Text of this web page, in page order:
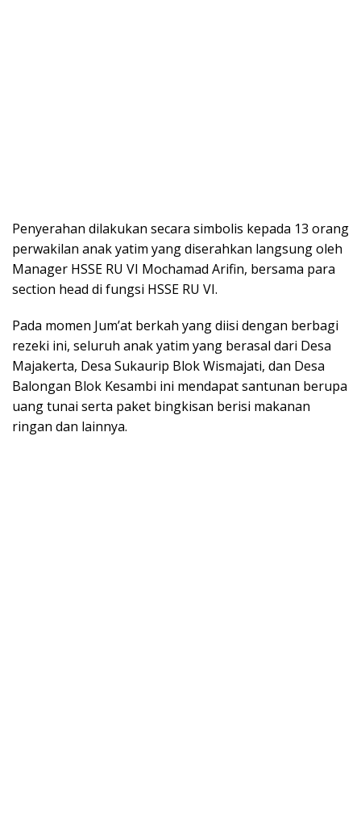
Penyerahan dilakukan secara simbolis kepada 13 orang
perwakilan anak yatim yang diserahkan langsung oleh
Manager HSSE RU VI Mochamad Arifin, bersama para
section head di fungsi HSSE RU VI.
Pada momen Jum’at berkah yang diisi dengan berbagi
rezeki ini, seluruh anak yatim yang berasal dari Desa
Majakerta, Desa Sukaurip Blok Wismajati, dan Desa
Balongan Blok Kesambi ini mendapat santunan berupa
uang tunai serta paket bingkisan berisi makanan
ringan dan lainnya.